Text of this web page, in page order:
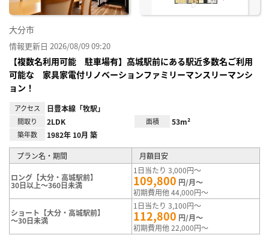
大分市
情報更新日 2026/08/09 09:20
【複数名利用可能 駐車場有】高城駅前にある駅近多数名ご利用
可能な 家具家電付リノベーションファミリーマンスリーマンシ
ョン！
アクセス 日豊本線「牧駅」
間取り 2LDK 面積 53m²
築年数 1982年 10月 築
プラン名・期間 月額目安
ロング【大分・高城駅前】
30日以上～360日未満
1日当たり 3,000円～
109,800 円/月～
初期費用他 44,000円～
ショート【大分・高城駅前】
～30日未満
1日当たり 3,100円～
112,800 円/月～
初期費用他 22,000円～